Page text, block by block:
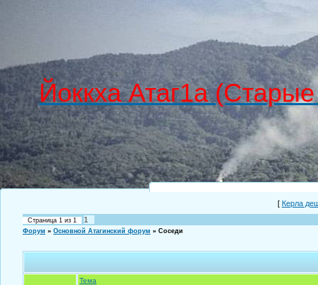
Йоккха Атаг1а
[ Керла
Страница 1 из 1 1
Форум » Основной Атагинский форум » Соседи
Тема